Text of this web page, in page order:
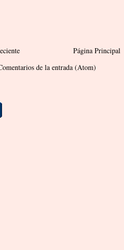
Página Principal
de la entrada (Atom)